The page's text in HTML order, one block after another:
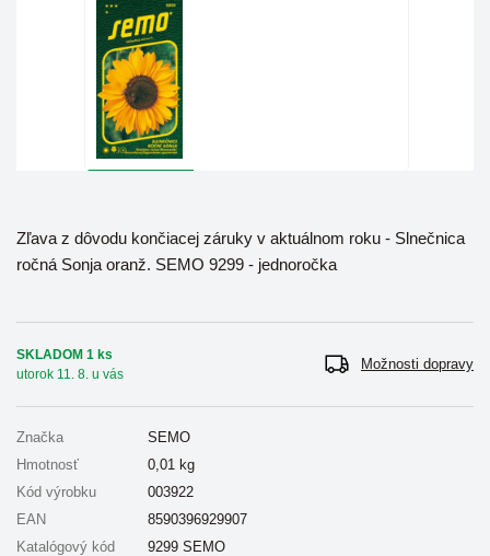
Zľava z dôvodu končiacej záruky v aktuálnom roku - Slnečnica
ročná Sonja oranž. SEMO 9299 - jednoročka
SKLADOM 1 ks
utorok 11. 8. u vás
Možnosti dopravy
Značka
SEMO
Hmotnosť
0,01 kg
Kód výrobku
003922
EAN
8590396929907
Katalógový kód
9299 SEMO